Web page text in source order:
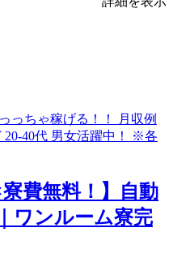
寮費無料！】自動
ワンルーム寮完